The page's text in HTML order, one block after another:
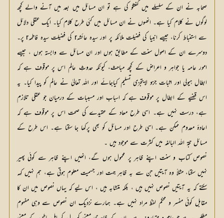
صحابہ نے ان کے سلسلے میں گفتگو کی ہے تو ان مسائل میں بعد میں آنے والے کچھ
لوگوں نے کلام کیا ہے۔ انھوں نے ان مسائل میں کئی طرح کلام کیا۔ ایک عقلی دلائل
سے استنباط کرنا، جیسے انبیا کی فضیلت ملائکہ پر اور سیدہ عائشہr کی فضیلت سیدہ فاطمہr پر۔
دوسرے ان کے اصول سنت کے مطابق ہوں اور ان مسائل سے وابستہ ہوں ، جیسے
امور عامہ یا جواہر و اعراض کے کچھ مباحث، کیونکہ حدوثِ عالم اس پر موقوف ہے کہ
ابطال ہیولی اور اثبات جزو لایتجزی تسلیم کیاجائے اور اللہ تعالیٰ نے عالم کو پیدا کیا۔ یہ
اس قضیے کے ابطال پر موقوف ہے کہ اسباب اور مسببات کے درمیان جو عقلی تلازم
ہے، درست نہیں ہے۔ اسی طرح معاد کے عقیدے کی صحت اس پر موقوف ہے کہ
اعادۂ معدوم ممکن ہے۔ اسی طرح اور مسائل کو بھی پرکھا جا سکتا ہے۔ اس طرح کے
مسائل حجۃ اللہ البالغہ میں کثرت سے موجود ہیں ۔
نصوص کتاب و سنت اپنے ظاہر پر محمول ہوں گے، انھیں اپنے ظاہر سے کوئی پھیر
نہیں سکتا، مثلاً وہ آیتیں جن سے بہ ظاہر جہت اور جسمیت معلوم ہوتی ہے، ہم نہیں کہہ
سکتے کہ یہ آیتیں نصوص نہیں ہیں ، بلکہ متشابہ ہیں ، اس لیے کہ یہاں نصوص میں ان کا
مقابل کوئی مفسر و محکم لفظ مراد نہیں ہے۔ ہمارے نزدیک ان نصوص سے وہی مفہوم